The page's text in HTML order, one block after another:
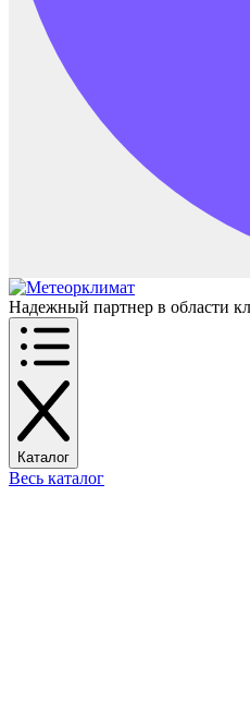
Надежный партнер в области
Каталог
Весь каталог